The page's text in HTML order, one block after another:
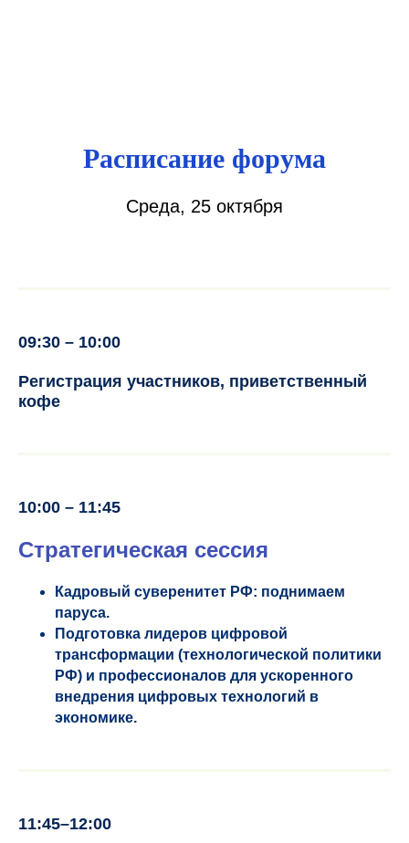
Расписание форума
Среда, 25 октября
09:30 – 10:00
Регистрация участников, приветственный
кофе
10:00 – 11:45
Стратегическая сессия
Кадровый суверенитет РФ: поднимаем
паруса.
Подготовка лидеров цифровой
трансформации (технологической политики
РФ) и профессионалов для ускоренного
внедрения цифровых технологий в
экономике.
11:45–12:00